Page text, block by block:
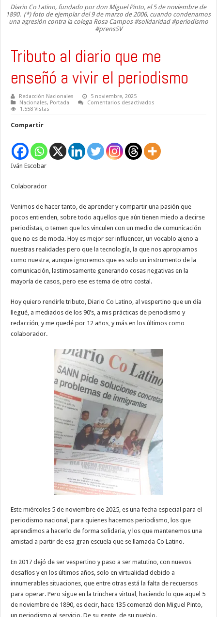
Diario Co Latino, fundado por don Miguel Pinto, el 5 de noviembre de
1890. (*) foto de ejemplar del 9 de marzo de 2006, cuando condenamos
una agresión contra la colega Rosa Campos #solidaridad #periodismo
#prensSV
Tributo al diario que me
enseñó a vivir el periodismo
Redacción Nacionales
5 noviembre, 2025
Nacionales, Portada Comentarios desactivados
vivir
el
1,558 Vistas
Compartir
Iván Escobar
Colaborador
Venimos de hacer tanto, de aprender y compartir una pasión que
pocos entienden, sobre todo aquellos que aún tienen miedo a decirse
periodistas, o temen que los vinculen con un medio de comunicación
que no es de moda. Hoy es mejor ser influencer, un vocablo ajeno a
nuestras realidades pero que la tecnología, la que nos apropiamos
como nuestra, aunque ignoremos que es solo un instrumento de la
comunicación, lastimosamente generando cosas negativas en la
mayoría de casos, pero ese es tema de otro costal.
Hoy quiero rendirle tributo, Diario Co Latino, al vespertino que un día
llegué, a mediados de los 90’s, a mis prácticas de periodismo y
redacción, y me quedé por 12 años, y más en los últimos como
colaborador.
Este miércoles 5 de noviembre de 2025, es una fecha especial para el
periodismo nacional, para quienes hacemos periodismo, los que
aprendimos a hacerlo de forma solidaria, y los que mantenemos una
amistad a partir de esa gran escuela que se llamada Co Latino.
En 2017 dejó de ser vespertino y paso a ser matutino, con nuevos
desafíos y en los últimos años, solo en virtualidad debido a
innumerables situaciones, que entre otras está la falta de recuersos
para operar. Pero sigue en la trinchera virtual, haciendo lo que aquel 5
de noviembre de 1890, es decir, hace 135 comenzó don Miguel Pinto,
un periodismo al servicio. De su gente, de su pueblo.